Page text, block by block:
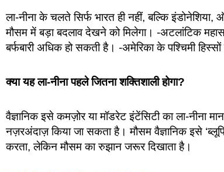
ला-नीना के चलते सिर्फ भारत ही नहीं, बल्कि
मौसम में बड़ा बदलाव देखने को मिलेगा। -अटलांटिक
बर्फबारी अधिक हो सकती है। -अमेरिका के पश्चिमी
क्या यह ला-नीना पहले जितना शक्तिशाली होगा?
वैज्ञानिक इसे कमज़ोर या मॉडरेट इंटेंसिटी का ला-
नज़रअंदाज़ किया जा सकता है। मौसम वैज्ञानिक इसे
करता, लेकिन मौसम का रुझान जरूर दिखाता है।